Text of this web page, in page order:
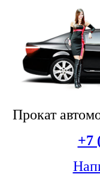
Прокат
+7